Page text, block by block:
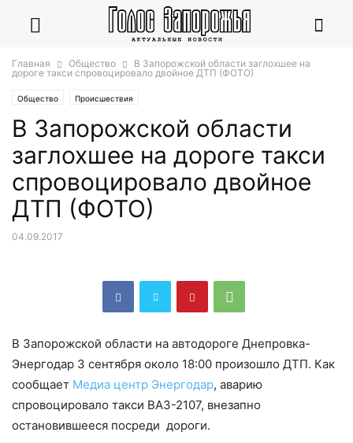
Главная Общество
В Запорожской области заглохшее на
дороге такси спровоцировало двойное ДТП (ФОТО)
Общество Происшествия
В Запорожской области
заглохшее на дороге такси
спровоцировало двойное
ДТП (ФОТО)
04.09.2017
В Запорожской области на автодороге Днепровка-
Энергодар 3 сентября около 18:00 произошло ДТП. Как
сообщает Медиа центр Энергодар, аварию
спровоцировало такси ВАЗ-2107, внезапно
остановившееся посреди дороги.